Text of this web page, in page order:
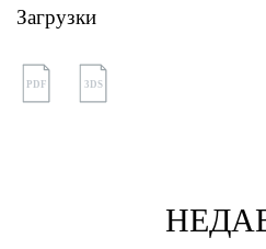
Загрузки
PDF 3DS